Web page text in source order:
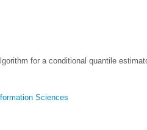
for a conditional quantile
Sciences